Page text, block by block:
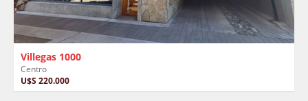
Villegas 1000
Centro
U$S 220.000